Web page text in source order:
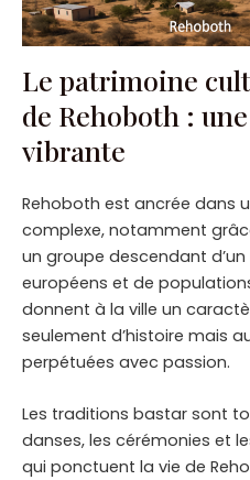
Le patrimoine
de Rehoboth :
vibrante
Rehoboth est ancrée dans
complexe, notamment
un groupe descendant
européens et de
donnent à la ville un
seulement d’histoire mais
perpétuées avec passion.
Les traditions bastar sont
danses, les cérémonies et
qui ponctuent la vie de